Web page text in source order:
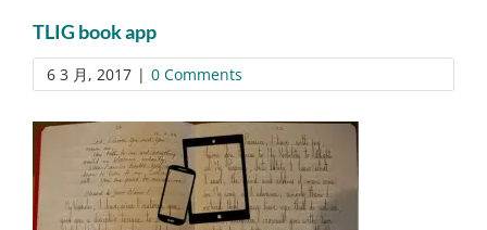
TLIG book app
6 3 月, 2017 | 0 Comments